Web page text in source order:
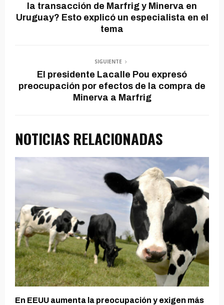
la transacción de Marfrig y Minerva en
Uruguay? Esto explicó un especialista en el
tema
SIGUIENTE
El presidente Lacalle Pou expresó
preocupación por efectos de la compra de
Minerva a Marfrig
NOTICIAS RELACIONADAS
En EEUU aumenta la preocupación y exigen más